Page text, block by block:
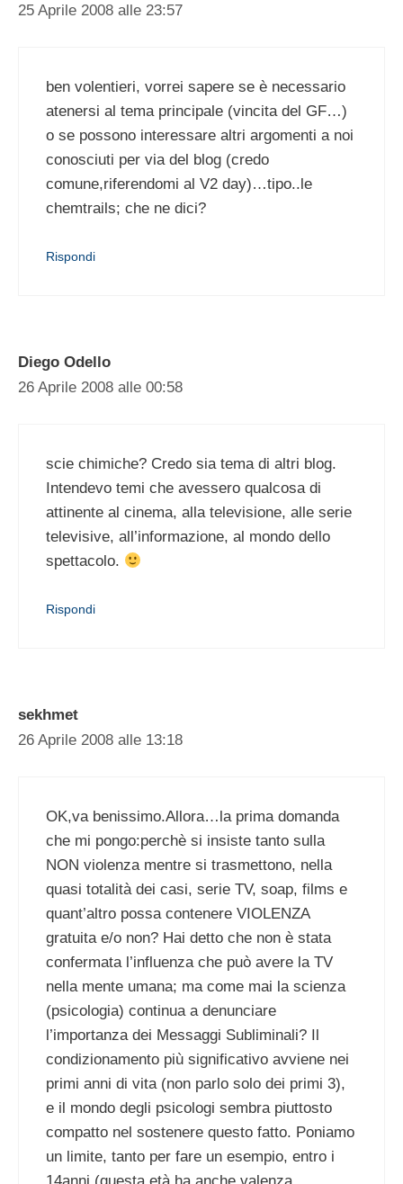
25 Aprile 2008 alle 23:57
ben volentieri, vorrei sapere se è necessario
atenersi al tema principale (vincita del GF…)
o se possono interessare altri argomenti a noi
conosciuti per via del blog (credo
comune,riferendomi al V2 day)…tipo..le
chemtrails; che ne dici?
Rispondi
Diego Odello
26 Aprile 2008 alle 00:58
scie chimiche? Credo sia tema di altri blog.
Intendevo temi che avessero qualcosa di
attinente al cinema, alla televisione, alle serie
televisive, all’informazione, al mondo dello
spettacolo.
Rispondi
sekhmet
26 Aprile 2008 alle 13:18
OK,va benissimo.Allora…la prima domanda
che mi pongo:perchè si insiste tanto sulla
NON violenza mentre si trasmettono, nella
quasi totalità dei casi, serie TV, soap, films e
quant’altro possa contenere VIOLENZA
gratuita e/o non? Hai detto che non è stata
confermata l’influenza che può avere la TV
nella mente umana; ma come mai la scienza
(psicologia) continua a denunciare
l’importanza dei Messaggi Subliminali? Il
condizionamento più significativo avviene nei
primi anni di vita (non parlo solo dei primi 3),
e il mondo degli psicologi sembra piuttosto
compatto nel sostenere questo fatto. Poniamo
un limite, tanto per fare un esempio, entro i